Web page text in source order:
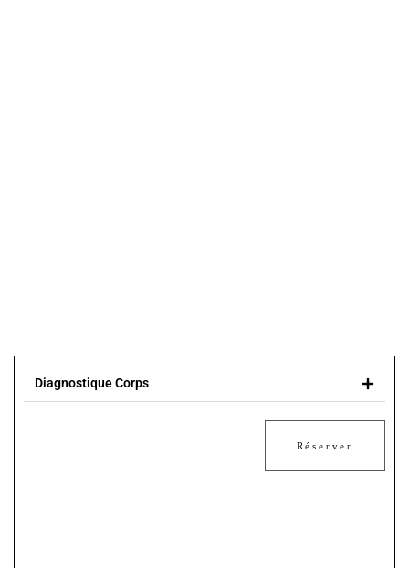
Diagnostique Corps
Réserver